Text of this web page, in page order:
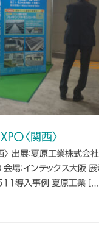
〈関西〉
出展：夏原工業株式会社
：インテックス大阪 展
導入事例 夏原工業